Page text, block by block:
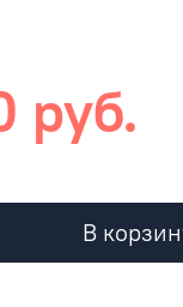
руб.
В